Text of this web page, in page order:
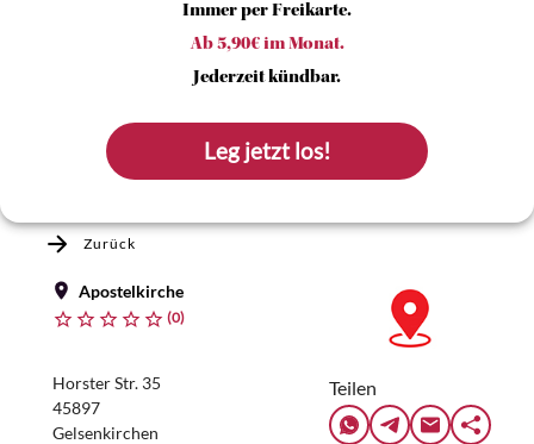
Immer per Freikarte.
Ab 5,90€ im Monat.
Jederzeit kündbar.
Leg jetzt los!
Zurück
Apostelkirche
(0)
Horster Str. 35
45897
Gelsenkirchen
Teilen